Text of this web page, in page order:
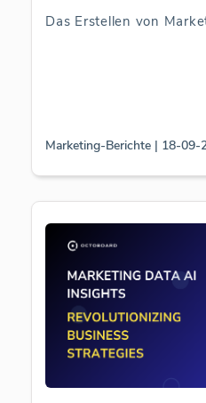
Das Erstellen von
Marketing-Berichte | 18-09-